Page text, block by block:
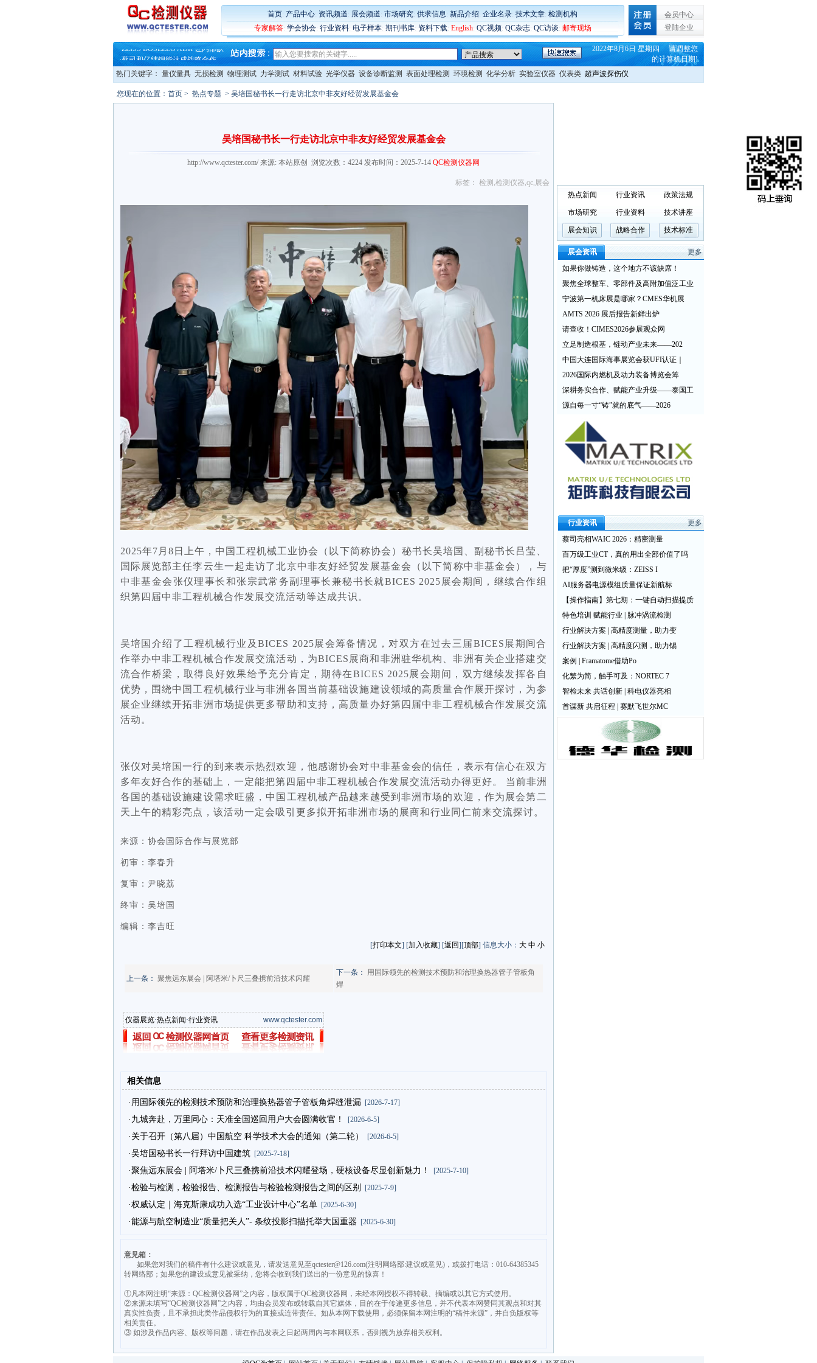
首页: 产品中心: 资讯频道: 展会频道: 市场研究: 供求信息: 新品介绍: 企业名录: 技术文章: 检测机构
专家解答: 学会协会: 行业资料: 电子样本: 期刊书库: 资料下载: English: QC视频: QC杂志: QC访谈: 邮寄现场
会员中心
登陆企业
蔡司软件 | 高效变形分析能
铸就AI服务器质量动脉 – 高
铸就AI服务器质量动脉 – 高
·ZEISS BOSELLO ADR 让内部缺
·蔡司和亿纬锂能达成战略合作
·大牌云集 买家升级 ——26
2022年8月6日 星期四 请调整您
的计算机日期!
热门关键字： 量仪量具 无损检测 物理测试 力学测试 材料试验 光学仪器 设备诊断监测 表面处理检测 环境检测 化学分析 实验室仪器 仪表类 超声波探伤仪
您现在的位置： 首页 > 热点专题 > 吴培国秘书长一行走访北京中非友好经贸发展基金会
吴培国秘书长一行走访北京中非友好经贸发展基金会
http://www.qctester.com/ 来源: 本站原创 浏览次数：4224 发布时间：2025-7-14 QC检测仪器网
标签： 检测 ,检测仪器,qc,展会
2025年7月8日上午，中国工程机械工业协会（以下简称协会）秘书长吴培国、副秘书长吕莹、
国际展览部主任李云生一起走访了北京中非友好经贸发展基金会（以下简称中非基金会），与
中非基金会张仪理事长和张宗武常务副理事长兼秘书长就BICES 2025展会期间，继续合作组
织第四届中非工程机械合作发展交流活动等达成共识。
吴培国介绍了工程机械行业及BICES 2025展会筹备情况，对双方在过去三届BICES展期间合
作举办中非工程机械合作发展交流活动，为BICES展商和非洲 驻华机构
、非洲有关企业搭建交
流合作桥梁，取得良好效果给予充分肯定，期待在BICES 2025展会期间，双方继续发挥各自
优势，围绕中国工程机械行业与非洲各国当前基础设施建设领域的高质量合作展开探讨，为参
展企业继续开拓非洲市场提供更多帮助和支持，高质量办好第四届中非工程机械合作发展交流
活动。
张仪对吴培国一行的到来表示热烈欢迎，他感谢协会对中非基金会的信任，表示有信心在双方
多年友好合作的基础上，一定能把第四届中非工程机械合作发展交流活动办得更好。 当前非洲
各国的基础设施建设需求旺盛，中国工程机械产品越来越受到非洲市场的欢迎，作为展会第二
天上午的精彩亮点，该活动一定会吸引更多拟开拓非洲市场的展商和行业同仁前来交流探讨。
来源： 协会 国际合作与展览部
初审： 李春升
复审： 尹晓荔
终审：吴培国
编辑：李吉旺
[打印本文] [加入收藏] [返回][顶部] 信息大小： 大 中 小
上一条： 聚焦远东展会 | 阿塔米/卜尺三叠携前沿技术闪耀
下一条：
用国际领先的检测技术预防和治理换热器管子管板角
焊
仪器展览·热点新闻·行业资讯 www.qctester.com
相关信息
·用国际领先的检测技术预防和治理换热器管子管板角焊缝泄漏[2026-7-17]
·九城奔赴，万里同心：天准全国巡回用户大会圆满收官！ [2026-6-5]
·关于召开（第八届）中国航空 科学技术大会的通知（第二轮） [2026-6-5]
·吴培国秘书长一行拜访中国建筑[2025-7-18]
·聚焦远东展会 | 阿塔米/卜尺三叠携前沿技术闪耀登场，硬核设备尽显创新魅力！ [2025-7-10]
·检验与检测，检验报告、检测报告与检验检测报告之间的区别 [2025-7-9]
·权威认定｜海克斯康成功入选“工业设计中心”名单[2025-6-30]
·能源与航空制造业“质量把关人”- 条纹投影扫描托举大国重器 [2025-6-30]
意见箱：
如果您对我们的稿件有什么建议或意见，请发送意见至qctester@126.com(注明网络部:建议或意见)，或拨打电话：010-64385345
转网络部；如果您的建设或意见被采纳，您将会收到我们送出的一份意见的惊喜！
①凡本网注明“来源：QC检测仪器网”之内容，版权属于QC检测仪器网，未经本网授权不得转载、摘编或以其它方式使用。
②来源未填写“QC检测仪器网”之内容，均由会员发布或转载自其它媒体，目的在于传递更多信息，并不代表本网赞同其观点和对其
真实性负责，且不承担此类作品侵权行为的直接或连带责任。如从本网下载使用，必须保留本网注明的“稿件来源”，并自负版权等
相关责任。
③ 如涉及作品内容、版权等问题，请在作品发表之日起两周内与本网联系，否则视为放弃相关权利。
热点新闻 行业资讯 政策法规
市场研究 行业资料 技术讲座
展会知识 战略合作 技术标准
展会资讯
更多
如果你做铸造，这个地方不该缺席！
聚焦全球整车、零部件及高附加值泛工业
宁波第一机床展是哪家？CMES华机展
AMTS 2026 展后报告新鲜出炉
请查收！CIMES2026参展观众网
立足制造根基，链动产业未来——202
中国大连国际海事展览会获UFI认证｜
2026国际内燃机及动力装备博览会筹
深耕务实合作、赋能产业升级——泰国工
源自每一寸“铸”就的底气——2026
行业资讯
更多
蔡司亮相WAIC 2026：精密测量
百万级工业CT，真的用出全部价值了吗
把“厚度”测到微米级：ZEISS I
AI服务器电源模组质量保证新航标
【操作指南】第七期：一键自动扫描提质
特色培训 赋能行业 | 脉冲涡流检测
行业解决方案 | 高精度测量，助力变
行业解决方案 | 高精度闪测，助力锡
案例 | Framatome借助Po
化繁为简，触手可及：NORTEC 7
智检未来 共话创新 | 科电仪器亮相
首谋新 共启征程 | 赛默飞世尔MC